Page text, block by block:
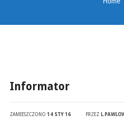
Informator
ZAMIESZCZONO 14 STY 16 PRZEZ